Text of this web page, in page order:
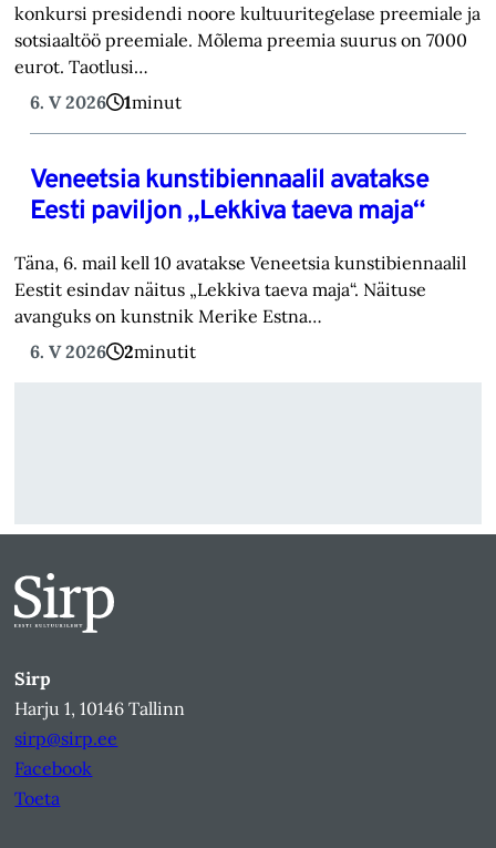
konkursi presidendi noore kultuuritegelase preemiale ja
sotsiaaltöö preemiale. Mõlema preemia suurus on 7000
eurot. Taotlusi…
6. V 2026
1minut
Veneetsia kunstibiennaalil avatakse
Eesti paviljon „Lekkiva taeva maja“
Täna, 6. mail kell 10 avatakse Veneetsia kunstibiennaalil
Eestit esindav näitus „Lekkiva taeva maja“. Näituse
avanguks on kunstnik Merike Estna…
6. V 2026
2minutit
Sirp
Harju 1, 10146 Tallinn
sirp@sirp.ee
Facebook
Toeta